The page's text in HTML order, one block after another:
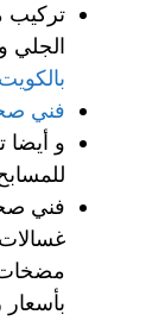
تركيب
الجلي
بالكويت
فني
و أيضا
فني
مضخات